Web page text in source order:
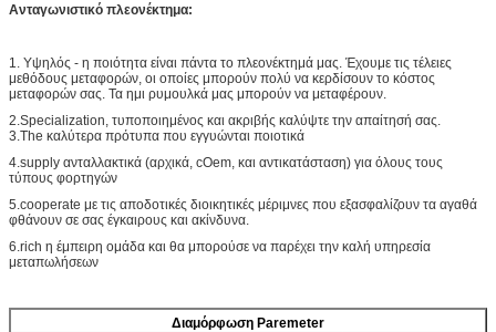
Ανταγωνιστικό πλεονέκτημα:
1. Υψηλός - η ποιότητα είναι πάντα το πλεονέκτημά μας. Έχουμε τις τέλειες
μεθόδους μεταφορών, οι οποίες μπορούν πολύ να κερδίσουν το κόστος
μεταφορών σας. Τα ημι ρυμουλκά μας μπορούν να μεταφέρουν.
2.Specialization, τυποποιημένος και ακριβής καλύψτε την απαίτησή σας.
3.The καλύτερα πρότυπα που εγγυώνται ποιοτικά
4.supply ανταλλακτικά (αρχικά, cOem, και αντικατάσταση) για όλους τους
τύπους φορτηγών
5.cooperate με τις αποδοτικές διοικητικές μέριμνες που εξασφαλίζουν τα αγαθά
φθάνουν σε σας έγκαιρους και ακίνδυνα.
6.rich η έμπειρη ομάδα και θα μπορούσε να παρέχει την καλή υπηρεσία
μεταπωλήσεων
Διαμόρφωση Paremeter